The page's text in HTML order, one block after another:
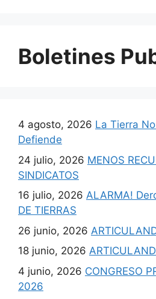
Boletines
4 agosto, 2026 La Tierra
Defiende
24 julio, 2026 MENOS
SINDICATOS
16 julio, 2026 ALARMA!
DE TIERRAS
26 junio, 2026
18 junio, 2026
4 junio, 2026 CONGRESO
2026